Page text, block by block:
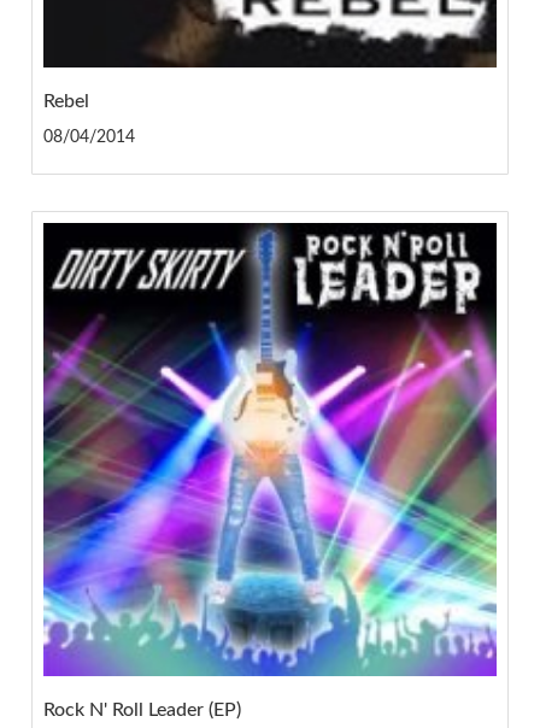
Rebel
08/04/2014
Rock N' Roll Leader (EP)